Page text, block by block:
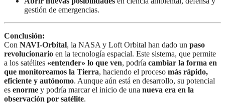
gestión de emergencias.
Conclusión:
Con NAVI-Orbital, la NASA y Loft Orbital han dado un paso
revolucionario en la tecnología espacial. Este sistema, que permite
a los satélites «entender» lo que ven, podría cambiar la forma en
que monitoreamos la Tierra, haciendo el proceso más rápido,
eficiente y autónomo. Aunque aún está en desarrollo, su potencial
es enorme y podría marcar el inicio de una nueva era en la
observación por satélite.